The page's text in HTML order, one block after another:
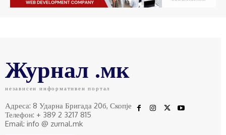
Журнал .мк
независен информативен портал
Адреса: 8 Ударна Бригада 20б, Скопје
Телефон: + 389 2 3217 815
Email: info @ zurnal.mk